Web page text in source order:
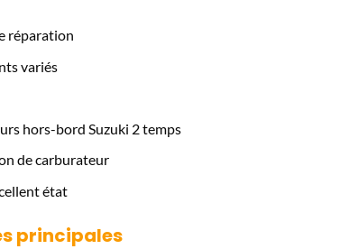
réparation
variés
hors-bord Suzuki 2 temps
de carburateur
état
principales